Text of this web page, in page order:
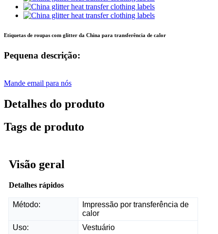
Etiquetas de roupas com glitter da China para transferência de calor
Pequena descrição:
Mande email para nós
Detalhes do produto
Tags de produto
Visão geral
Detalhes rápidos
Método:
Impressão por transferência de
calor
Uso:
Vestuário